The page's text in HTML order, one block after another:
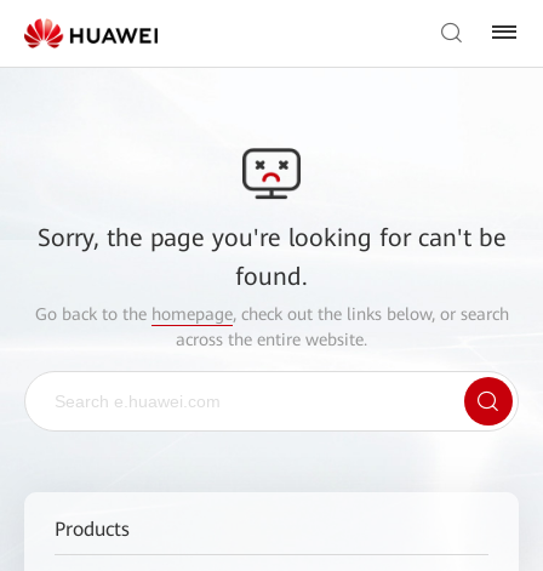
Sorry, the page you're looking for can't be
found.
Go back to the homepage, check out the links below, or search
across the entire website.
Products